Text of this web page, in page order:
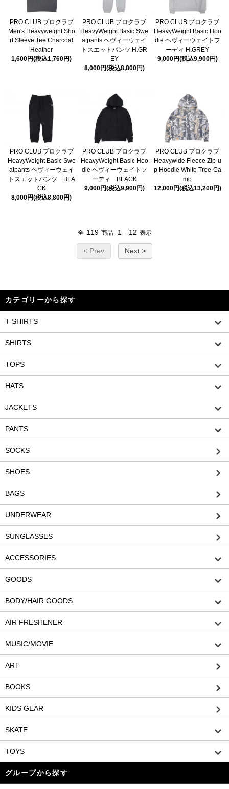
PRO CLUB プロクラブ
Men's Heavyweight Sho
rt Sleeve Tee Charcoal
Heather
1,600円(税込1,760円)
PRO CLUB プロクラブ
HeavyWeight Basic Swe
atpants ヘヴィーウェイ
トスエットパンツ H.GR
EY
8,000円(税込8,800円)
PRO CLUB プロクラブ
HeavyWeight Basic Hoo
die ヘヴィーウェイトフ
ーディ H.GREY
9,000円(税込9,900円)
PRO CLUB プロクラブ
HeavyWeight Basic Swe
atpants ヘヴィーウェイ
トスエットパンツ BLA
CK
8,000円(税込8,800円)
PRO CLUB プロクラブ
HeavyWeight Basic Hoo
die ヘヴィーウェイトフ
ーディ BLACK
9,000円(税込9,900円)
PRO CLUB プロクラブ
Heavywide Fleece Zip-u
p Hoodie White Tree-Ca
mo
12,000円(税込13,200円)
全 119 商品 1 - 12 表示
< Prev Next >
カテゴリーから探す
T-SHIRTS
SHIRTS
TOPS
HATS
JACKETS
PANTS
SOCKS
SHOES
BAGS
UNDERWEAR
SUNGLASSES
ACCESSORIES
GOODS
BODY/HAIR GOODS
AIR FRESHENER
MUSIC/MOVIE
ART
BOOKS
KIDS GEAR
SKATE
TOYS
グループから探す